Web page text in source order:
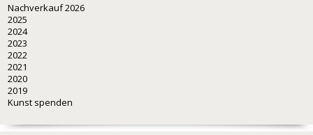
Nachverkauf 2026
2025
2024
2023
2022
2021
2020
2019
Kunst spenden